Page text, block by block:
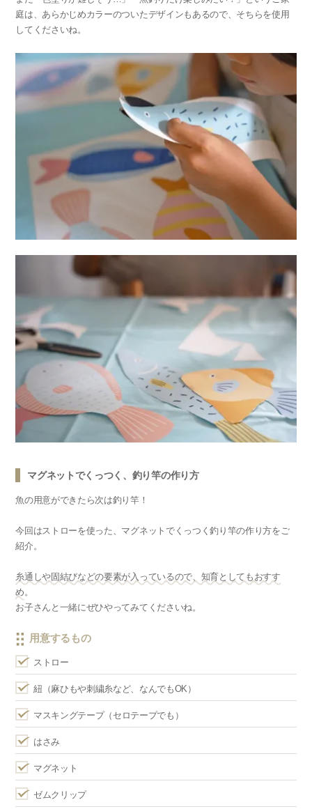
庭は、あらかじめカラーのついたデザインもあるので、そちらを使用
してくださいね。
マグネットでくっつく、釣り竿の作り方
魚の用意ができたら次は釣り竿！
今回はストローを使った、マグネットでくっつく釣り竿の作り方をご
紹介。
糸通しや固結びなどの要素が入っているので、知育としてもおすす
め。
お子さんと一緒にぜひやってみてくださいね。
用意するもの
ストロー
紐（麻ひもや刺繍糸など、なんでもOK）
マスキングテープ（セロテープでも）
はさみ
マグネット
ゼムクリップ